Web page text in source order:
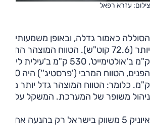
צילום: עזרא רפאל
ק"מ ב'אולטימייט', 530 ק"מ
ק"מ. כלומר: הטווח המוצהר גדל יותר
ניהול משופר של המערכת. המשקל עלה ב-75 ק"ג.